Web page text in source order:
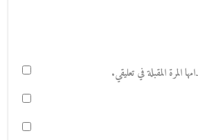
المقبلة في تعليقي.